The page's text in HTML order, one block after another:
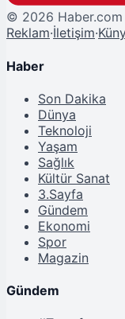
© 2026 Haber.com
Reklam·İletişim·
Haber
Son Dakika
Dünya
Teknoloji
Yaşam
Sağlık
Kültür Sanat
3.Sayfa
Gündem
Ekonomi
Spor
Magazin
Gündem